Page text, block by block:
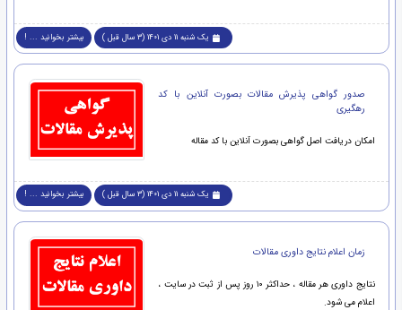
یک شنبه 11 دی 1401 (3 سال قبل ) بیشتر بخوانید ... !
صدور گواهی پذیرش مقالات بصورت آنلاین با کد
رهگیری
امکان دریافت اصل گواهی بصورت آنلاین با کد مقاله
یک شنبه 11 دی 1401 (3 سال قبل ) بیشتر بخوانید ... !
زمان اعلام نتایج داوری مقالات
نتایج داوری هر مقاله ، حداکثر ۱۰ روز پس از ثبت در سایت ،
اعلام می شود.